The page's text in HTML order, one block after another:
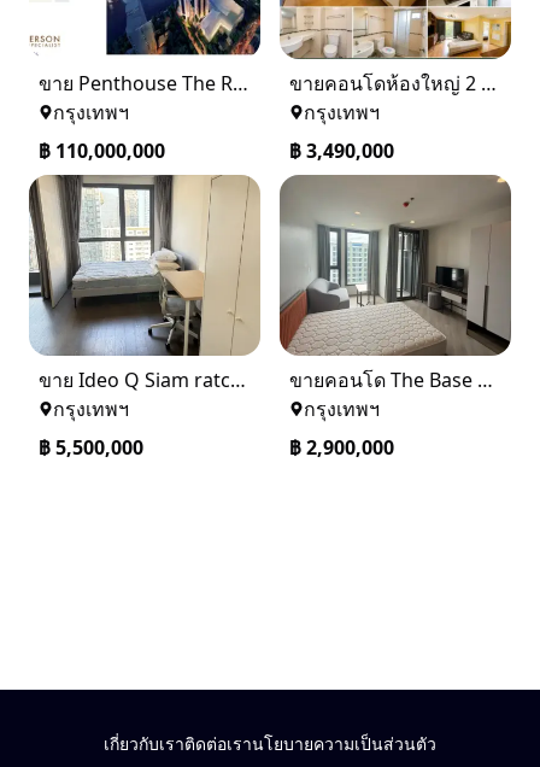
ขาย Penthouse The Residences at Mandarin Oriental Bangkok (ICONSIAM)
กรุงเทพฯ
฿ 110,000,000
ขายคอนโดห้องใหญ่ 2 ห้องนอน ทำเลพระราม 8 Lumpini Place Rama VIII
กรุงเทพฯ
฿3,490,000
ขาย Ideo Q Siam ratchatewi จาก BTS ราชเทวี 300 เมตร เจ้าของขายเอง
กรุงเทพฯ
฿5,500,000
ขายคอนโด The Base saphanmai ย่านสะพานใหม่
กรุงเทพฯ
฿2,900,000
เกี่ยวกับเราติดต่อเรานโยบายความเป็นส่วนตัว